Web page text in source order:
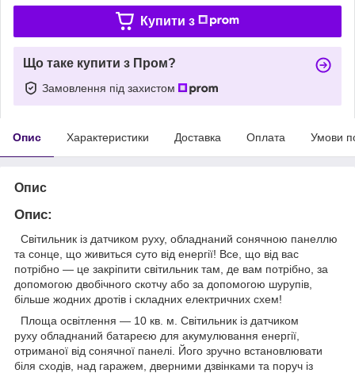
Купити з
Що таке купити з Пром?
Замовлення під захистом
Опис Характеристики Доставка Оплата Умови
Опис
Опис:
Світильник із датчиком руху, обладнаний сонячною панеллю
та сонце, що живиться суто від енергії! Все, що від вас
потрібно — це закріпити світильник там, де вам потрібно, за
допомогою двобічного скотчу або за допомогою шурупів,
більше жодних дротів і складних електричних схем!
Площа освітлення — 10 кв. м. Світильник із датчиком
руху обладнаний батареєю для акумулювання енергії,
отриманої від сонячної панелі. Його зручно встановлювати
біля сходів, над гаражем, дверними дзвінками та поруч із